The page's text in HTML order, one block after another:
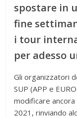
spostare in
fine
i tour
per adesso
Gli organizzatori
SUP (APP e
modificare
2021, rinviando